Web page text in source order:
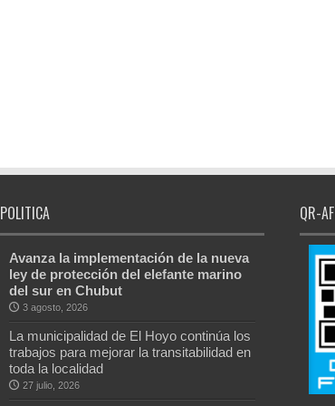
POLITICA
Avanza la implementación de la nueva
ley de protección del elefante marino
del sur en Chubut
3 agosto, 2026
La municipalidad de El Hoyo continúa los
trabajos para mejorar la transitabilidad en
toda la localidad
27 julio, 2026
QR-